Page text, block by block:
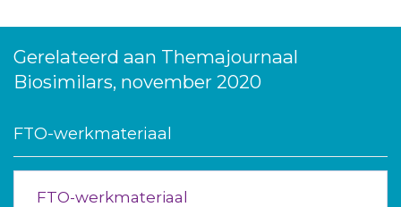
Gerelateerd aan Themajournaal
Biosimilars, november 2020
FTO-werkmateriaal
FTO-werkmateriaal